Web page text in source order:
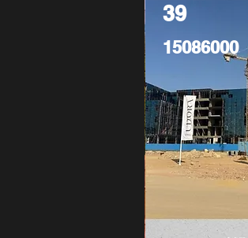
39
15086000